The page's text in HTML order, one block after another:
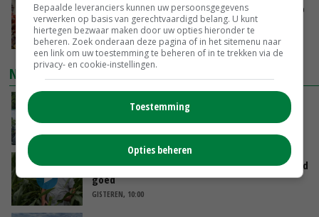
Oorlogen en El Niño stuwen voedselprijzen op
GISTEREN, 15:04
NIEUWSTE VIDEO'S
Oekraïne-vlogger Kees Huizinga: ‘Bezoek van
de ambassade mag zelf groente plukken’
GISTEREN, 12:00
Limburgse mais van Frijns doet het verrassend
goed
GISTEREN, 10:00
Bepaalde leveranciers kunnen uw persoonsgegevens
verwerken op basis van gerechtvaardigd belang. U kunt
hiertegen bezwaar maken door uw opties hieronder te
beheren. Zoek onderaan deze pagina of in het sitemenu naar
een link om uw toestemming te beheren of in te trekken via de
privacy- en cookie-instellingen.
Toestemming
Opties beheren